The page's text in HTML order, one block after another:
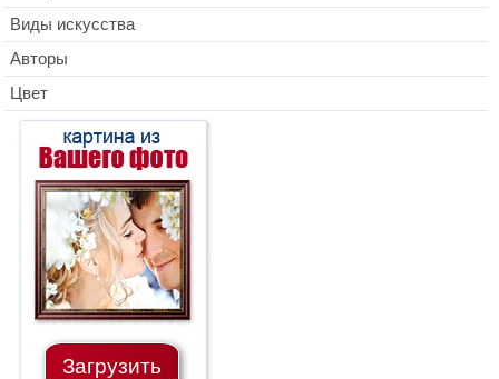
Виды искусства
Авторы
Цвет
Загрузить